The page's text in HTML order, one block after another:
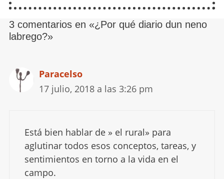
3 comentarios en «¿Por qué diario dun neno
labrego?»
Paracelso
17 julio, 2018 a las 3:26 pm
Está bien hablar de » el rural» para
aglutinar todos esos conceptos, tareas, y
sentimientos en torno a la vida en el
campo.